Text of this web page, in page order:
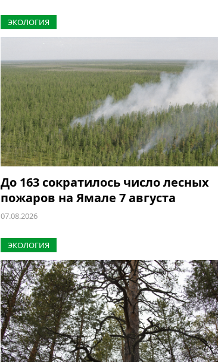
ЭКОЛОГИЯ
До 163 сократилось число лесных
пожаров на Ямале 7 августа
07.08.2026
ЭКОЛОГИЯ